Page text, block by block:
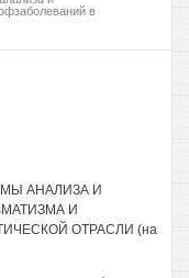
в
АНАЛИЗА И
И
ОТРАСЛИ (на